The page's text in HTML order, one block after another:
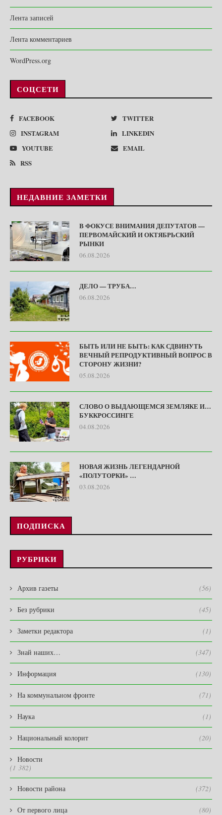
Лента записей
Лента комментариев
WordPress.org
СОЦСЕТИ
FACEBOOK
TWITTER
INSTAGRAM
LINKEDIN
YOUTUBE
EMAIL
RSS
НЕДАВНИЕ ЗАМЕТКИ
В ФОКУСЕ ВНИМАНИЯ ДЕПУТАТОВ —
ПЕРВОМАЙСКИЙ И ОКТЯБРЬСКИЙ
РЫНКИ
06.08.2026
ДЕЛО — ТРУБА…
06.08.2026
БЫТЬ ИЛИ НЕ БЫТЬ: КАК СДВИНУТЬ
ВЕЧНЫЙ РЕПРОДУКТИВНЫЙ ВОПРОС В
СТОРОНУ ЖИЗНИ?
05.08.2026
СЛОВО О ВЫДАЮЩЕМСЯ ЗЕМЛЯКЕ И…
БУККРОССИНГЕ
04.08.2026
НОВАЯ ЖИЗНЬ ЛЕГЕНДАРНОЙ
«ПОЛУТОРКИ» …
03.08.2026
ПОДПИСКА
РУБРИКИ
Архив газеты (56)
Без рубрики (45)
Заметки редактора (1)
Знай наших… (347)
Информация (130)
На коммунальном фронте (71)
Наука (1)
Национальный колорит (20)
Новости
(1 382)
Новости района (372)
От первого лица (80)